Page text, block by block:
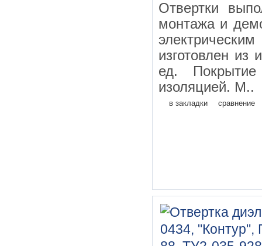
Отвертки
монтажа и
изготовлен из
ед.
изоляцией. М..
в закладки сравнение